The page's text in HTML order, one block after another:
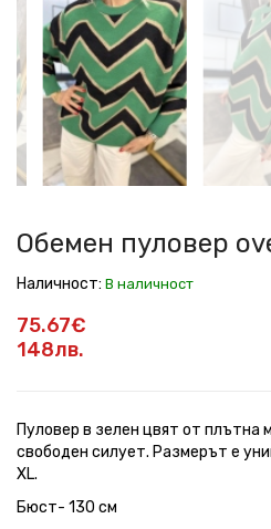
пуловер
oversize
в
зелено
пуловер
oversize
в
зелено
пуловер
oversize
в
зелено
пуловер
oversize
в
зелено
пуловер
oversize
в
зелено
Обемен пуловер
Наличност: В наличност
75.67€
148лв.
Пуловер в зелен цвят от плътна
свободен силует. Размерът е
XL.
Бюст- 130 см